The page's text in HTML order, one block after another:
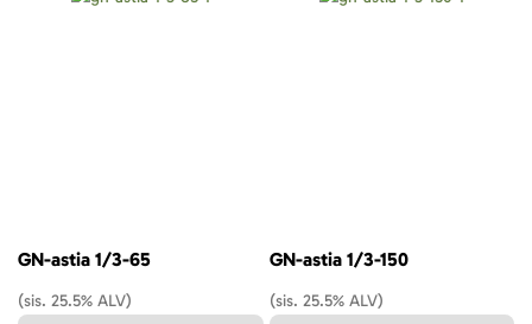
GN-astia 1/3-65
(sis. 25.5% ALV)
GN-astia 1/3-150
(sis. 25.5% ALV)